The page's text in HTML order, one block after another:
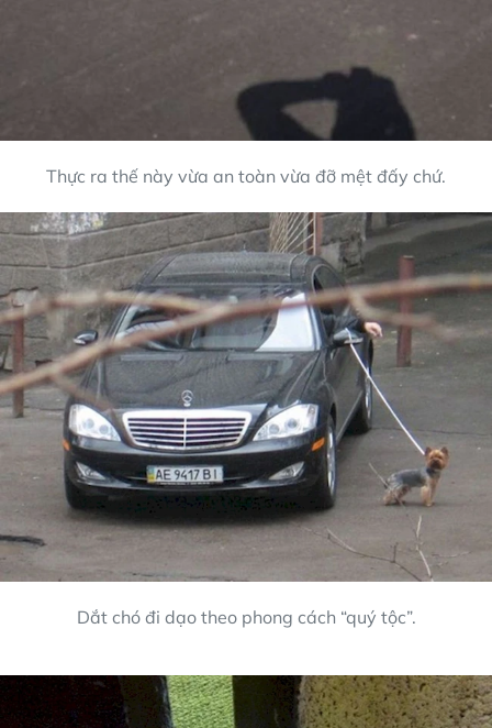
Thực ra thế này vừa an toàn vừa đỡ mệt đấy chứ.
Dắt chó đi dạo theo phong cách “quý tộc”.